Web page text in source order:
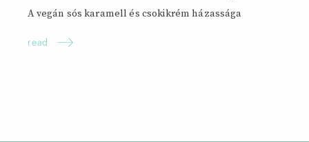
A vegán sós karamell és csokikrém házassága
read